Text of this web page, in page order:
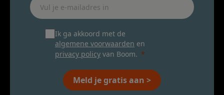
Ik ga akkoord met de
algemene voorwaarden en
privacy policy van Boom.
Meld je gratis aan >